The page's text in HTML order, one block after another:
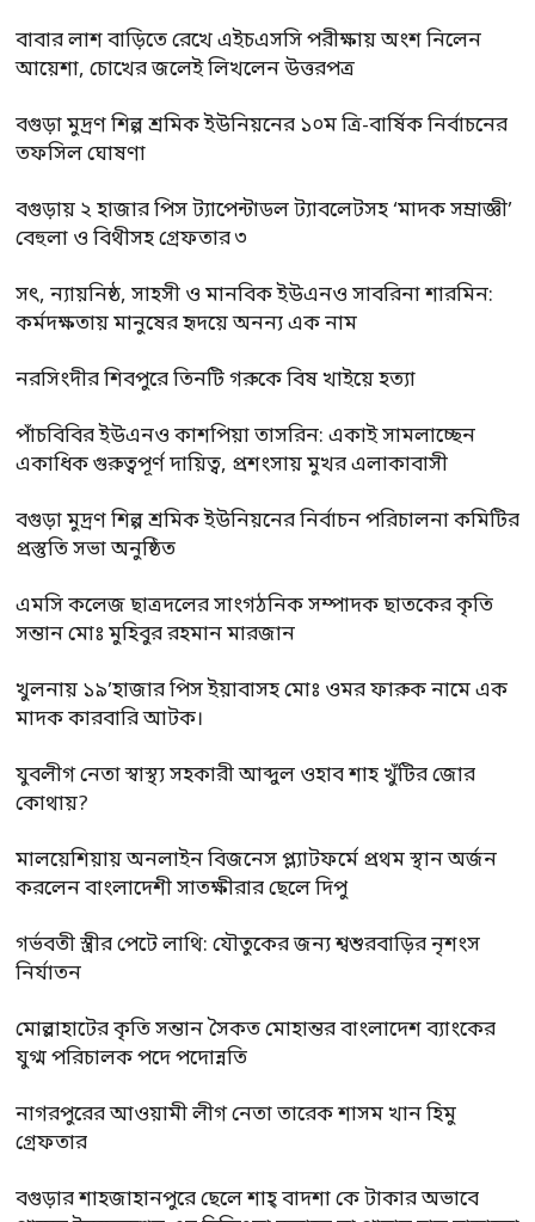
বাবার লাশ বাড়িতে রেখে এইচএসসি পরীক্ষায় অংশ নিলেন
আয়েশা, চোখের জলেই লিখলেন উত্তরপত্র
বগুড়া মুদ্রণ শিল্প শ্রমিক ইউনিয়নের ১০ম ত্রি-বার্ষিক নির্বাচনের
তফসিল ঘোষণা
বগুড়ায় ২ হাজার পিস ট্যাপেন্টাডল ট্যাবলেটসহ ‘মাদক সম্রাজ্ঞী’
বেহুলা ও বিথীসহ গ্রেফতার ৩
সৎ, ন্যায়নিষ্ঠ, সাহসী ও মানবিক ইউএনও সাবরিনা শারমিন:
কর্মদক্ষতায় মানুষের হৃদয়ে অনন্য এক নাম
নরসিংদীর শিবপুরে তিনটি গরুকে বিষ খাইয়ে হত্যা
পাঁচবিবির ইউএনও কাশপিয়া তাসরিন: একাই সামলাচ্ছেন
একাধিক গুরুত্বপূর্ণ দায়িত্ব, প্রশংসায় মুখর এলাকাবাসী
বগুড়া মুদ্রণ শিল্প শ্রমিক ইউনিয়নের নির্বাচন পরিচালনা কমিটির
প্রস্তুতি সভা অনুষ্ঠিত
এমসি কলেজ ছাত্রদলের সাংগঠনিক সম্পাদক ছাতকের কৃতি
সন্তান মোঃ মুহিবুর রহমান মারজান
খুলনায় ১৯’হাজার পিস ইয়াবাসহ মোঃ ওমর ফারুক নামে এক
মাদক কারবারি আটক।
যুবলীগ নেতা স্বাস্থ্য সহকারী আব্দুল ওহাব শাহ খুঁটির জোর
কোথায়?
মালয়েশিয়ায় অনলাইন বিজনেস প্ল্যাটফর্মে প্রথম স্থান অর্জন
করলেন বাংলাদেশী সাতক্ষীরার ছেলে দিপু
গর্ভবতী স্ত্রীর পেটে লাথি: যৌতুকের জন্য শ্বশুরবাড়ির নৃশংস
নির্যাতন
মোল্লাহাটের কৃতি সন্তান সৈকত মোহান্তর বাংলাদেশ ব্যাংকের
যুগ্ম পরিচালক পদে পদোন্নতি
নাগরপুরের আওয়ামী লীগ নেতা তারেক শাসম খান হিমু
গ্রেফতার
বগুড়ার শাহজাহানপুরে ছেলে শাহ্ বাদশা কে টাকার অভাবে